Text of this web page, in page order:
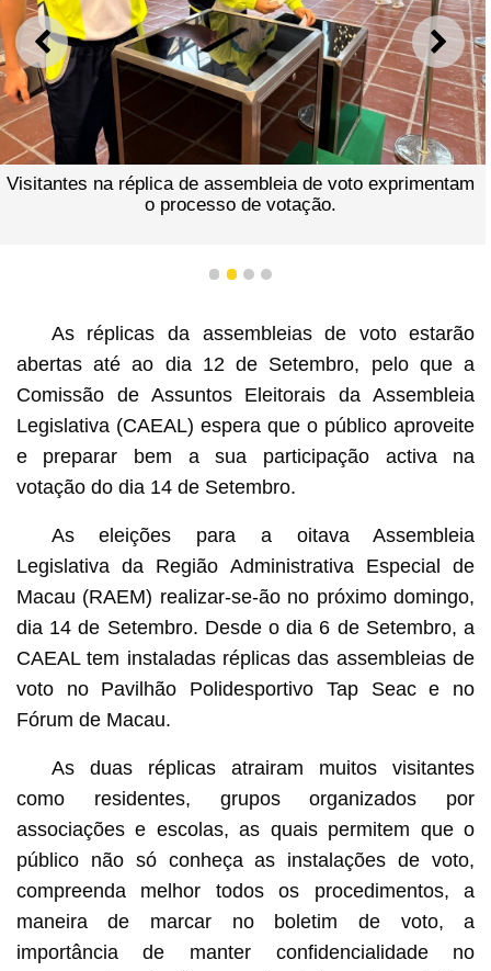
ANTERIOR
Visitantes na réplica de assembleia de voto exprimentam
o processo de votação.
1 2 3 4
As réplicas da assembleias de voto estarão
abertas até ao dia 12 de Setembro, pelo que a
Comissão de Assuntos Eleitorais da Assembleia
Legislativa (CAEAL) espera que o público aproveite
e preparar bem a sua participação activa na
votação do dia 14 de Setembro.
As eleições para a oitava Assembleia
Legislativa da Região Administrativa Especial de
Macau (RAEM) realizar-se-ão no próximo domingo,
dia 14 de Setembro. Desde o dia 6 de Setembro, a
CAEAL tem instaladas réplicas das assembleias de
voto no Pavilhão Polidesportivo Tap Seac e no
Fórum de Macau.
As duas réplicas atrairam muitos visitantes
como residentes, grupos organizados por
associações e escolas, as quais permitem que o
público não só conheça as instalações de voto,
compreenda melhor todos os procedimentos, a
maneira de marcar no boletim de voto, a
importância de manter confidencialidade no